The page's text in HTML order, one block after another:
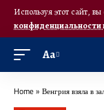
Используя этот сайт,
конфиденциальности
Аа
Home » Венгрия взяла в